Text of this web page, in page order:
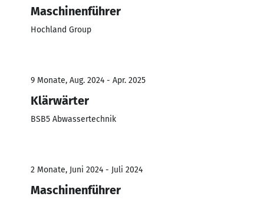
Maschinenführer
Hochland Group
9 Monate, Aug. 2024 - Apr. 2025
Klärwärter
BSB5 Abwassertechnik
2 Monate, Juni 2024 - Juli 2024
Maschinenführer